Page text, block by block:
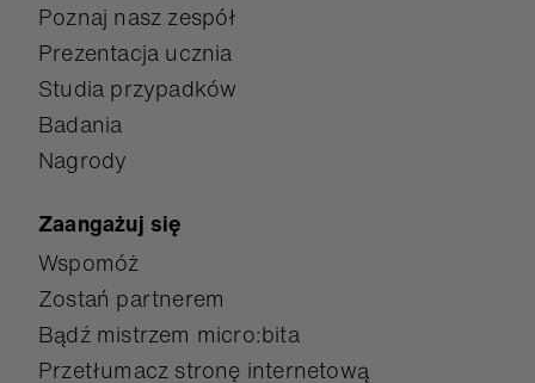
Poznaj nasz zespół
Prezentacja ucznia
Studia przypadków
Badania
Nagrody
Zaangażuj się
Wspomóż
Zostań partnerem
Bądź mistrzem micro:bita
Przetłumacz stronę internetową